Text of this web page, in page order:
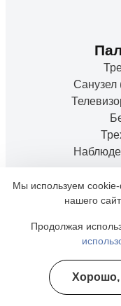
Санузел
Мы используем
нашего
Продолжая
Хорошо,